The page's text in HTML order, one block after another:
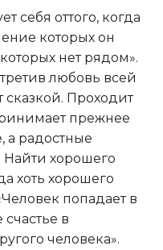
себя оттого, когда
которых он
нет рядом».
любовь всей
сказкой. Проходит
прежнее
а радостные
хорошего
хоть хорошего
попадает в
счастье в
человека».